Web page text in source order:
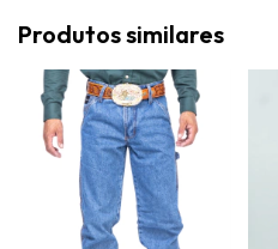
Produtos similares